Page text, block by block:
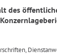
des